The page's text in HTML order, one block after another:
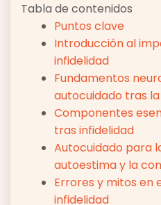
Tabla de contenidos
Puntos clave
Introducción al
infidelidad
Fundamentos
autocuidado tras
Componentes
tras infidelidad
Autocuidado para
autoestima y la
Errores y mitos en
infidelidad